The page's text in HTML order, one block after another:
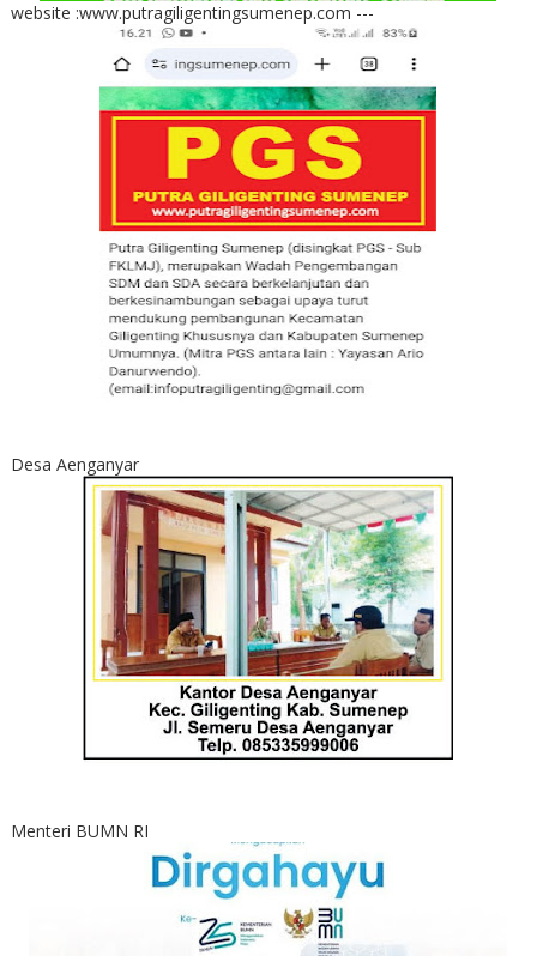
website :www.putragiligentingsumenep.com ---
Desa Aenganyar
Menteri BUMN RI